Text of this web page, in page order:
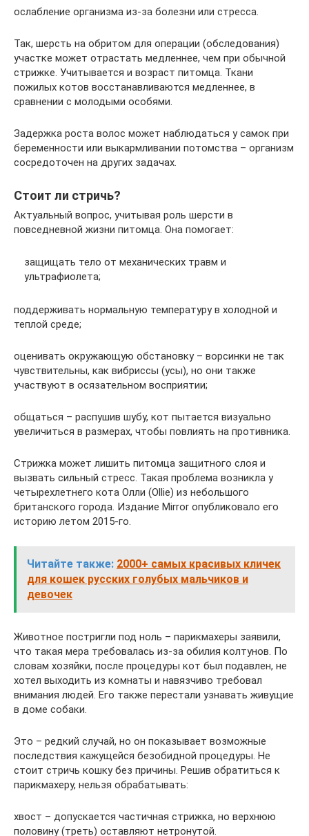
ослабление организма из-за болезни или стресса.
Так, шерсть на обритом для операции (обследования)
участке может отрастать медленнее, чем при обычной
стрижке. Учитывается и возраст питомца. Ткани
пожилых котов восстанавливаются медленнее, в
сравнении с молодыми особями.
Задержка роста волос может наблюдаться у самок при
беременности или выкармливании потомства – организм
сосредоточен на других задачах.
Стоит ли стричь?
Актуальный вопрос, учитывая роль шерсти в
повседневной жизни питомца. Она помогает:
защищать тело от механических травм и
ультрафиолета;
поддерживать нормальную температуру в холодной и
теплой среде;
оценивать окружающую обстановку – ворсинки не так
чувствительны, как вибриссы (усы), но они также
участвуют в осязательном восприятии;
общаться – распушив шубу, кот пытается визуально
увеличиться в размерах, чтобы повлиять на противника.
Стрижка может лишить питомца защитного слоя и
вызвать сильный стресс. Такая проблема возникла у
четырехлетнего кота Олли (Ollie) из небольшого
британского города. Издание Mirror опубликовало его
историю летом 2015-го.
Читайте также: 2000+ самых красивых кличек
для кошек русских голубых мальчиков и
девочек
Животное постригли под ноль – парикмахеры заявили,
что такая мера требовалась из-за обилия колтунов. По
словам хозяйки, после процедуры кот был подавлен, не
хотел выходить из комнаты и навязчиво требовал
внимания людей. Его также перестали узнавать живущие
в доме собаки.
Это – редкий случай, но он показывает возможные
последствия кажущейся безобидной процедуры. Не
стоит стричь кошку без причины. Решив обратиться к
парикмахеру, нельзя обрабатывать:
хвост – допускается частичная стрижка, но верхнюю
половину (треть) оставляют нетронутой.